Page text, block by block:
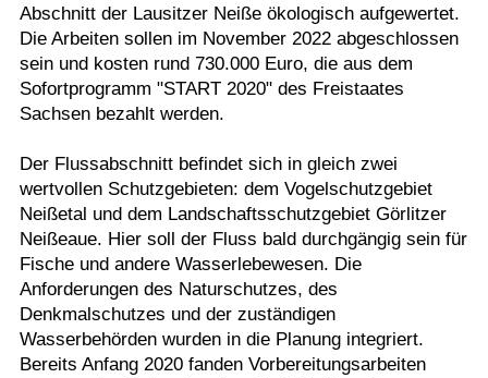
Abschnitt der Lausitzer Neiße ökologisch aufgewertet.
Die Arbeiten sollen im November 2022 abgeschlossen
sein und kosten rund 730.000 Euro, die aus dem
Sofortprogramm "START 2020" des Freistaates
Sachsen bezahlt werden.
Der Flussabschnitt befindet sich in gleich zwei
wertvollen Schutzgebieten: dem Vogelschutzgebiet
Neißetal und dem Landschaftsschutzgebiet Görlitzer
Neißeaue. Hier soll der Fluss bald durchgängig sein für
Fische und andere Wasserlebewesen. Die
Anforderungen des Naturschutzes, des
Denkmalschutzes und der zuständigen
Wasserbehörden wurden in die Planung integriert.
Bereits Anfang 2020 fanden Vorbereitungsarbeiten